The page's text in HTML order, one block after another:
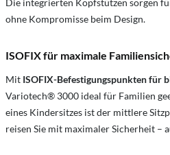
Die integrierten Kopfstützen sorgen
ohne Kompromisse beim Design.
ISOFIX für maximale
Mit ISOFIX-Befestigungspunkten für
Variotech® 3000 ideal für Familien
eines Kindersitzes ist der mittlere
reisen Sie mit maximaler Sicherheit –